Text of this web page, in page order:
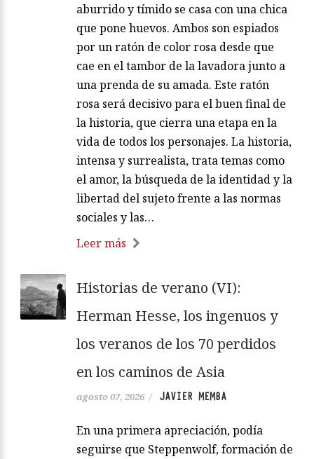
aburrido y tímido se casa con una chica
que pone huevos. Ambos son espiados
por un ratón de color rosa desde que
cae en el tambor de la lavadora junto a
una prenda de su amada. Este ratón
rosa será decisivo para el buen final de
la historia, que cierra una etapa en la
vida de todos los personajes. La historia,
intensa y surrealista, trata temas como
el amor, la búsqueda de la identidad y la
libertad del sujeto frente a las normas
sociales y las…
Leer más
Historias de verano (VI):
Herman Hesse, los ingenuos y
los veranos de los 70 perdidos
en los caminos de Asia
agosto 07, 2026 / JAVIER MEMBA
En una primera apreciación, podía
seguirse que Steppenwolf, formación de